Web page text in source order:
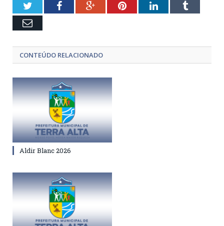
TwitterFacebookGoogle+PinterestLinkedInTumblr
Email
CONTEÚDO RELACIONADO
Aldir Blanc 2026